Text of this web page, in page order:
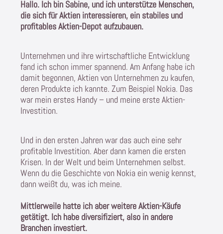
Hallo. Ich bin Sabine, und ich unterstütze Menschen,
die sich für Aktien interessieren, ein stabiles und
profitables Aktien-Depot aufzubauen.
Unternehmen und ihre wirtschaftliche Entwicklung
fand ich schon immer spannend. Am Anfang habe ich
damit begonnen, Aktien von Unternehmen zu kaufen,
deren Produkte ich kannte. Zum Beispiel Nokia. Das
war mein erstes Handy – und meine erste Aktien-
Investition.
Und in den ersten Jahren war das auch eine sehr
profitable Investition. Aber dann kamen die ersten
Krisen. In der Welt und beim Unternehmen selbst.
Wenn du die Geschichte von Nokia ein wenig kennst,
dann weißt du, was ich meine.
Mittlerweile hatte ich aber weitere Aktien-Käufe
getätigt. Ich habe diversifiziert, also in andere
Branchen investiert.